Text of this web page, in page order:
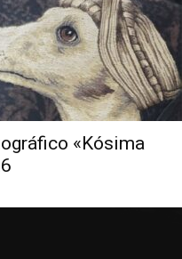
«Kósima